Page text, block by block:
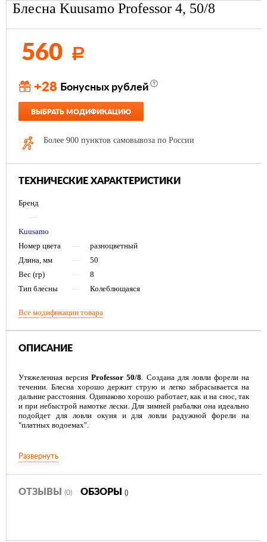
Блесна Kuusamo Professor 4, 50/8
560 Р
+28 Бонусных рублей
ВЫБРАТЬ МОДИФИКАЦИЮ
Более 900 пунктов самовывоза по России
ТЕХНИЧЕСКИЕ ХАРАКТЕРИСТИКИ
Бренд
—
Kuusamo
Номер цвета
—
разноцветный
Длина, мм
—
50
Вес (гр)
—
8
Тип блесны
— Колеблющаяся
Все модификации товара
ОПИСАНИЕ
Утяжеленная версияProfessor 50/8. Создана для ловли форели на
течении. Блесна хорошо держит струю и легко забрасывается на
дальние расстояния. Одинаково хорошо работает, как и на снос, так
и при небыстрой намотке лески. Для зимней рыбалки она идеально
подойдет для ловли окуня и для ловли радужной форели на
"платных водоемах".
Развернуть
ОТЗЫВЫ (0) ОБЗОРЫ ()